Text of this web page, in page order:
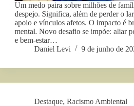
Um medo paira sobre milhões de
despejo. Significa, além de perder o
apoio e vínculos afetos. O impacto é
mental. Novo desafio se impõe: aliar
e bem-estar…
Daniel Levi
9 de junho de
Destaque, Racismo Ambiental